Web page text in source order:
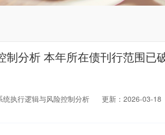
分析 本年所在债刊行范围已
执行逻辑与风险控制分析
更新：2026-03-18